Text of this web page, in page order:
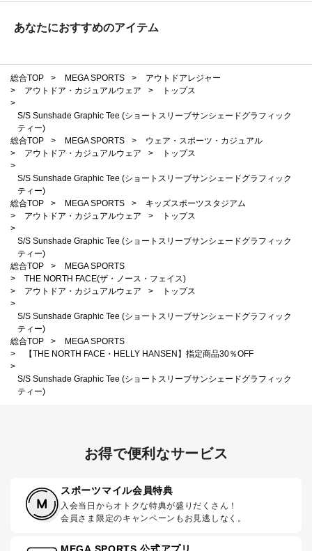
あなたにおすすめのアイテム
総合TOP > MEGA SPORTS >
アウトドアレジャー
>
アウトドア・カジュアルウェア >
トップス
>
S/S Sunshade Graphic Tee (ショートスリーブサンシェードグラフィック
ティー)
総合TOP
> MEGA SPORTS >
ウェア・スポーツ・カジュアル
>
アウトドア・カジュアルウェア >
トップス
>
S/S Sunshade Graphic Tee (ショートスリーブサンシェードグラフィック
ティー)
総合TOP
> MEGA SPORTS >
キッズスポーツスタジアム
>
アウトドア・カジュアルウェア >
トップス
>
S/S Sunshade Graphic Tee (ショートスリーブサンシェードグラフィック
ティー)
総合TOP
>
MEGA SPORTS
>
THE NORTH FACE(ザ・ノース・フェイス)
>
アウトドア・カジュアルウェア >
トップス
>
S/S Sunshade Graphic Tee (ショートスリーブサンシェードグラフィック
ティー)
総合TOP
>
MEGA SPORTS
>
【THE NORTH FACE・HELLY HANSEN】指定商品30％OFF
>
S/S Sunshade Graphic Tee (ショートスリーブサンシェードグラフィック
ティー)
お得で便利なサービス
スポーツマイル会員特典
入会当日からオトクな特典が盛りだくさん！
会員さま限定のキャンペーンもお見逃しなく。
MEGA SPORTS 公式アプリ